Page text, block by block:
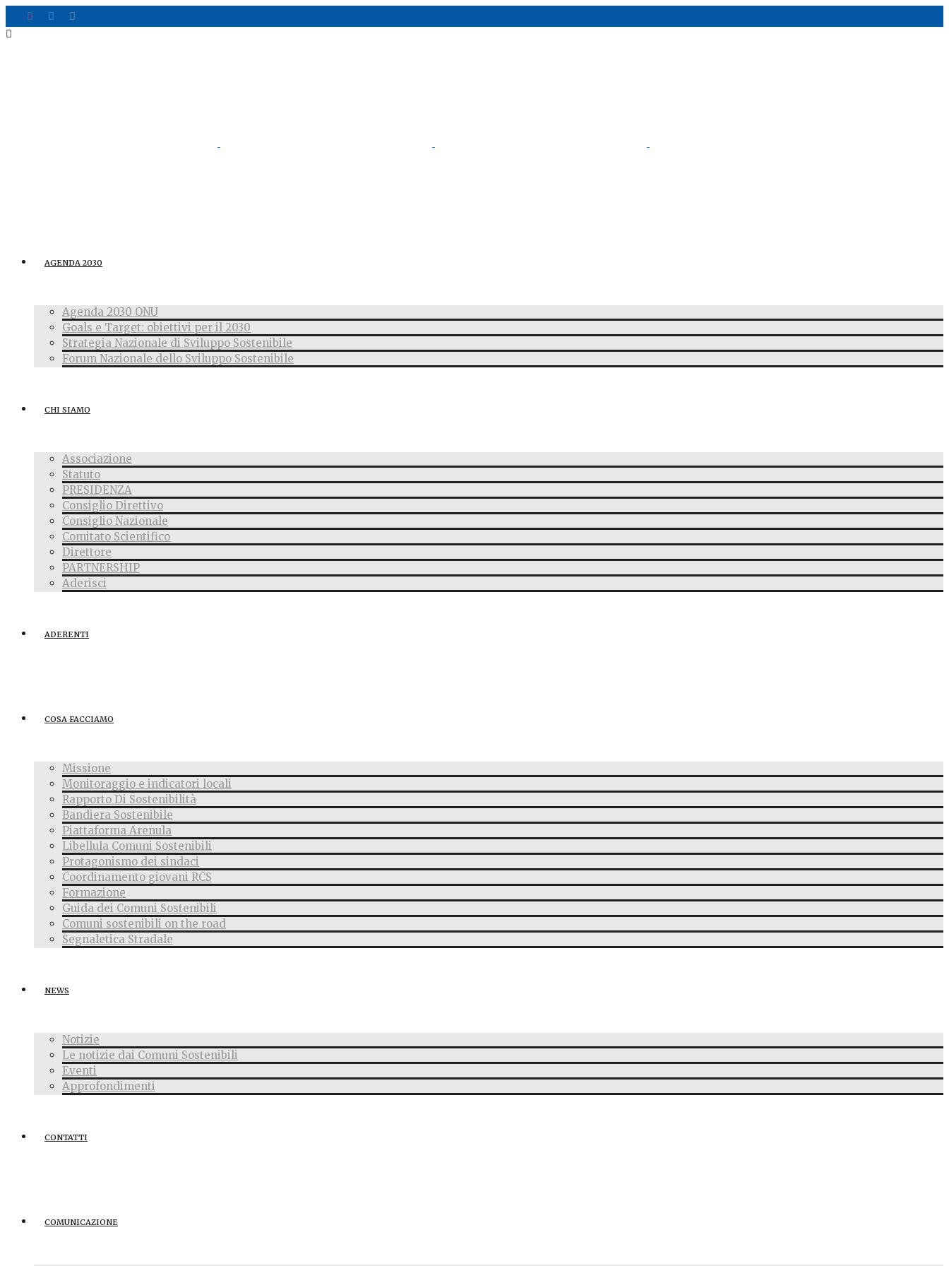
AGENDA 2030
Agenda 2030 ONU
Goals e Target: obiettivi per il 2030
Strategia Nazionale di Sviluppo Sostenibile
Forum Nazionale dello Sviluppo Sostenibile
CHI SIAMO
Associazione
Statuto
PRESIDENZA
Consiglio Direttivo
Consiglio Nazionale
Comitato Scientifico
Direttore
PARTNERSHIP
Aderisci
ADERENTI
COSA FACCIAMO
Missione
Monitoraggio e indicatori locali
Rapporto Di Sostenibilità
Bandiera Sostenibile
Piattaforma Arenula
Libellula Comuni Sostenibili
Protagonismo dei sindaci
Coordinamento giovani RCS
Formazione
Guida dei Comuni Sostenibili
Comuni sostenibili on the road
Segnaletica Stradale
NEWS
Notizie
Le notizie dai Comuni Sostenibili
Eventi
Approfondimenti
CONTATTI
COMUNICAZIONE